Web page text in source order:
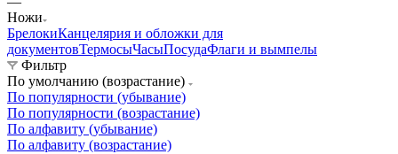
Ножи
БрелокиКанцелярия и обложки для
документовТермосыЧасыПосудаФлаги и вымпелы
Фильтр
По умолчанию (возрастание)
По популярности (убывание)
По популярности (возрастание)
По алфавиту (убывание)
По алфавиту (возрастание)